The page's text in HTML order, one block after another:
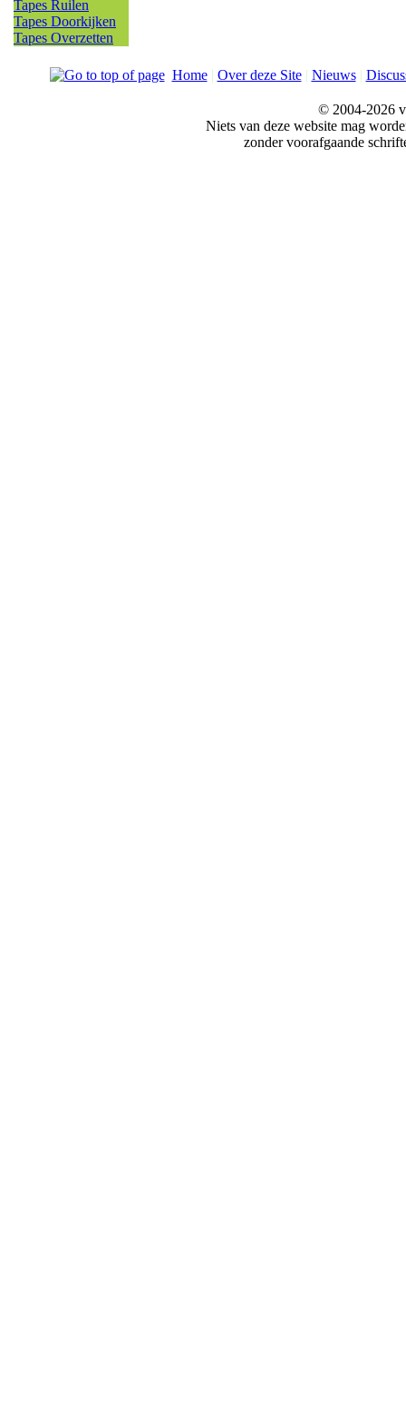
Tapes Ruilen
Tapes Doorkijken
Tapes Overzetten
Home| Over deze Site| Nieuws|
© 2004-2026
Niets van deze website mag
zonder voorafgaande